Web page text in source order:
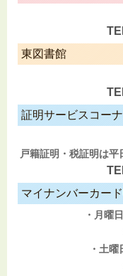
東図書館
証明サービスコー
戸籍証明・税証明は平
マイナンバーカー
・月曜
・土